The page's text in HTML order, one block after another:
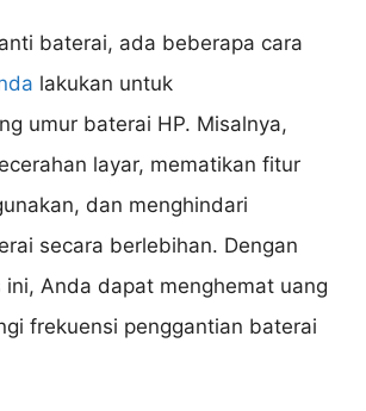
baterai, ada beberapa cara
lakukan untuk
umur baterai HP. Misalnya,
layar, mematikan fitur
dan menghindari
secara berlebihan. Dengan
ini, Anda dapat menghemat uang
frekuensi penggantian baterai